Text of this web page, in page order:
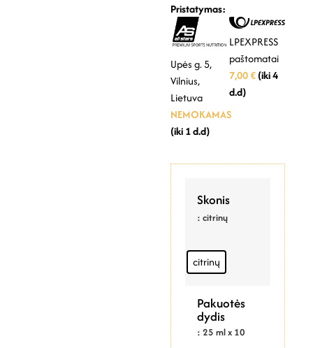
Pristatymas:
Upės g. 5,
Vilnius,
Lietuva
NEMOKAMAS
(iki 1 d.d)
LPEXPRESS
paštomatai
7,00 €(iki 4
d.d)
Skonis
: citrinų
citrinų
Pakuotės
dydis
: 25 ml x 10